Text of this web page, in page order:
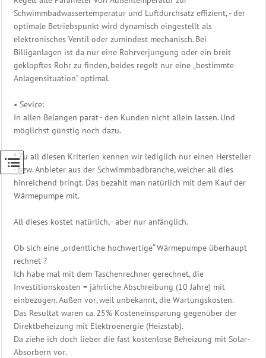
Schwimmbadwassertemperatur und Luftdurchsatz effizient, - der
optimale Betriebspunkt wird dynamisch eingestellt als
elektronisches Ventil oder zumindest mechanisch. Bei
Billiganlagen ist da nur eine Rohrverjüngung oder ein breit
geklopftes Rohr zu finden, beides regelt nur eine „bestimmte
Anlagensituation“ optimal.
• Sevice:
In allen Belangen parat - den Kunden nicht allein lassen. Und
möglichst günstig noch dazu.
* Zu all diesen Kriterien kennen wir lediglich nur einen Hersteller
- bzw. Anbieter aus der Schwimmbadbranche, welcher all dies
hinreichend bringt. Das bezahlt man natürlich mit dem Kauf der
Wärmepumpe mit.
All dieses kostet natürlich, - aber nur anfänglich.
Ob sich eine „ordentliche hochwertige“ Wärmepumpe überhaupt
rechnet ?
Ich habe mal mit dem Taschenrechner gerechnet, die
Investitionskosten = jährliche Abschreibung (10 Jahre) mit
einbezogen. Außen vor, weil unbekannt, die Wartungskosten.
Das Resultat waren ca. 25% Kosteneinsparung gegenüber der
Direktbeheizung mit Elektroenergie (Heizstab).
Da ziehe ich doch lieber die fast kostenlose Beheizung mit Solar-
Absorbern vor.
Gegenstromanlage
Eisdruckpolster
Ersatzteile
Schwimmbadtechnik
Bäderliege
Freizeitliege
Sauna
Zubehör
Shop